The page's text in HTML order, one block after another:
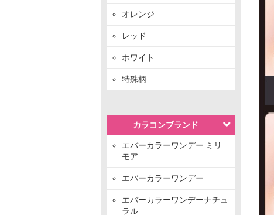
オレンジ
レッド
ホワイト
特殊柄
カラコンブランド
エバーカラーワンデー ミリ
モア
エバーカラーワンデー
エバーカラーワンデーナチュ
ラル